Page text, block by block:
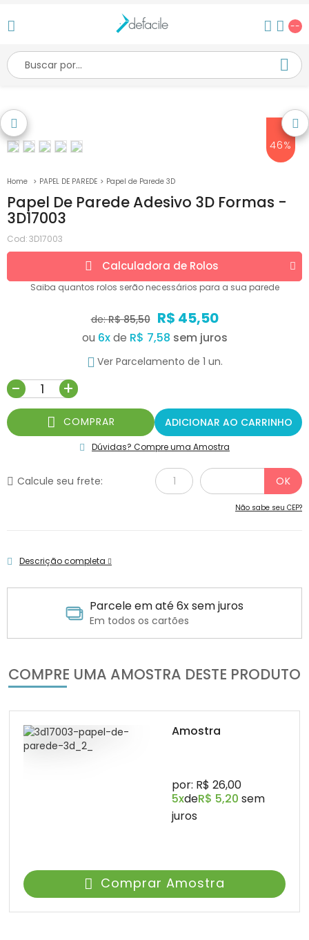
--
46%
PAPEL DE PAREDE Papel de Parede 3D
Papel De Parede Adesivo 3D Formas -
3D17003
Cod:3D17003
Calculadora de Rolos
Saiba quantos rolos serão necessários para a sua parede
de:R$ 85,50 R$ 45,50
ou 6xde R$ 7,58
Ver Parcelamento de 1 un.
- +
COMPRAR ADICIONAR AO CARRINHO
Dúvidas? Compre uma Amostra
Calcule seu frete:
Não sabe seu CEP?
Descrição completa
Parcele em até 6x sem juros
Em todos os cartões
COMPRE UMA AMOSTRA DESTE PRODUTO
Amostra
por: R$ 26,00
5xdeR$ 5,20 sem
juros
Comprar Amostra